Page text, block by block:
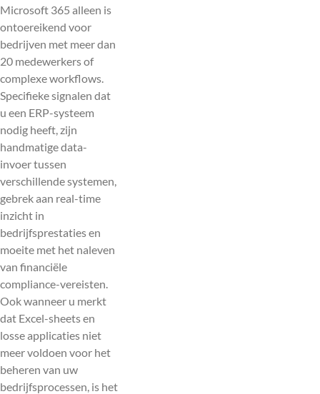
Microsoft 365 alleen is
ontoereikend voor
bedrijven met meer dan
20 medewerkers of
complexe workflows.
Specifieke signalen dat
u een ERP-systeem
nodig heeft, zijn
handmatige data-
invoer tussen
verschillende systemen,
gebrek aan real-time
inzicht in
bedrijfsprestaties en
moeite met het naleven
van financiële
compliance-vereisten.
Ook wanneer u merkt
dat Excel-sheets en
losse applicaties niet
meer voldoen voor het
beheren van uw
bedrijfsprocessen, is het